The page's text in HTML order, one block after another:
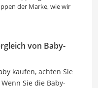
der Marke, wie wir
von Baby-
kaufen, achten Sie
Sie die Baby-